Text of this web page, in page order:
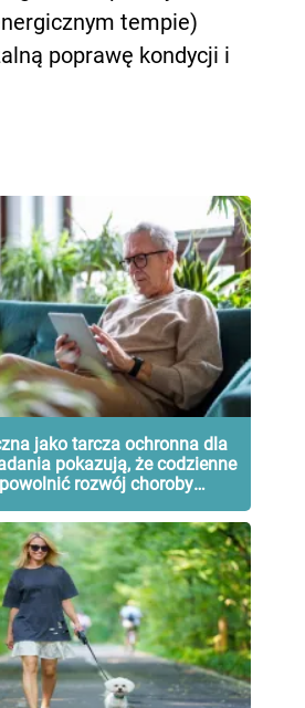
tempie)
poprawę kondycji i
jako tarcza ochronna dla
pokazują, że codzienne
rozwój choroby